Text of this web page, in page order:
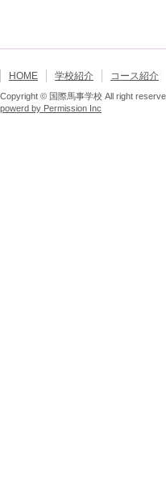
HOME 学校紹介 コース紹介
Copyright © 国際馬事学校 All right
powerd by Permission Inc